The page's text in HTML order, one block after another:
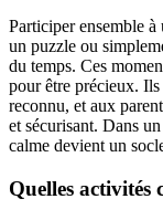
Participer ensemble
un puzzle ou
du temps. Ces
pour être précieux. Ils
reconnu, et aux
et sécurisant. Dans
calme devient un
Quelles activités